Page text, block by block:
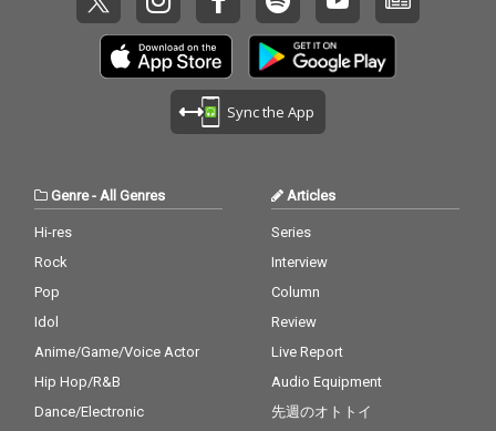
Sync the App
Genre- All Genres
Hi-res
Rock
Pop
Idol
Anime/Game/Voice Actor
Hip Hop/R&B
Dance/Electronic
Articles
Series
Interview
Column
Review
Live Report
Audio Equipment
先週のオトトイ